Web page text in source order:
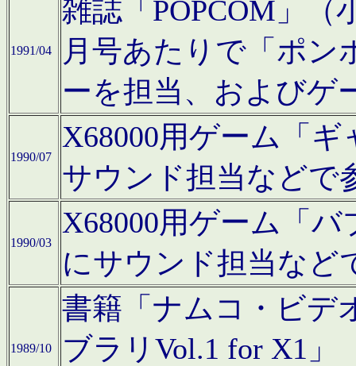
1991/04
雑誌「POPCOM」（
月号あたりで「ポン
ーを担当、およびゲ
1990/07
X68000用ゲーム「
サウンド担当などで
1990/03
X68000用ゲーム「
にサウンド担当など
1989/10
書籍「ナムコ・ビデ
ブラリVol.1 for X1」